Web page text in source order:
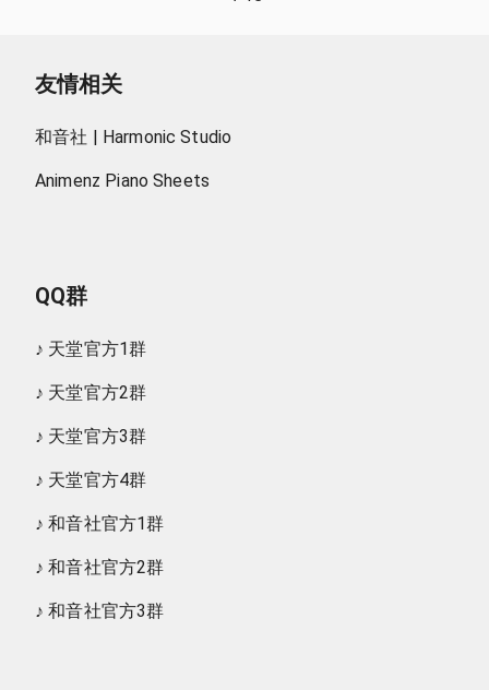
友情相关
和音社 | Harmonic Studio
Animenz Piano Sheets
QQ群
♪ 天堂官方1群
♪ 天堂官方2群
♪ 天堂官方3群
♪ 天堂官方4群
♪和音社官方1群
♪和音社官方2群
♪和音社官方3群